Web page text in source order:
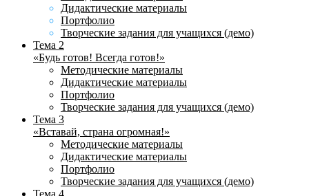
Дидактические материалы
Портфолио
Творческие задания для учащихся (демо)
Тема 2
«Будь готов! Всегда готов!»
Методические материалы
Дидактические материалы
Портфолио
Творческие задания для учащихся (демо)
Тема 3
«Вставай, страна огромная!»
Методические материалы
Дидактические материалы
Портфолио
Творческие задания для учащихся (демо)
Тема 4